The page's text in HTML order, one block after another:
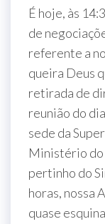
É hoje, às
de
referente a
queira Deus
retirada de
reunião do
sede da
Ministério do
pertinho do
horas, nossa
quase